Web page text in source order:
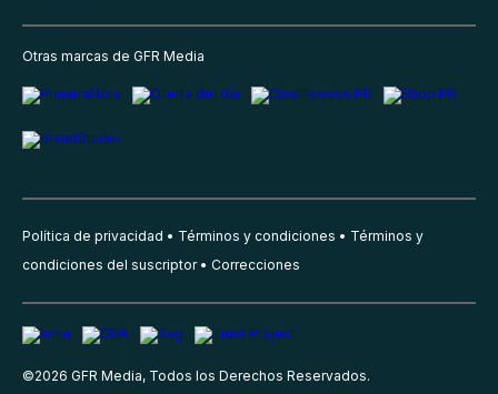
Otras marcas de GFR Media
Política de privacidad Términos y condiciones
Términos y
condiciones del suscriptor
Correcciones
©2026 GFR Media, Todos los Derechos Reservados.